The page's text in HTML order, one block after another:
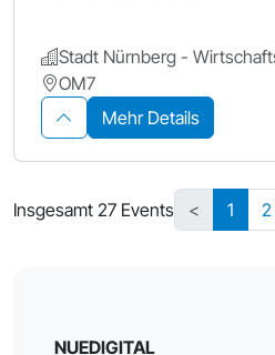
Stadt Nürnberg -
OM7
Mehr Details
Insgesamt 27 Events < 1 2
NUEDIGITAL